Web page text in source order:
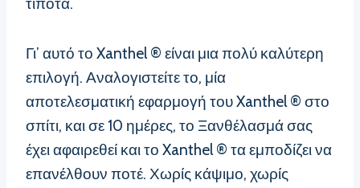
Γι’ αυτό το Xanthel ® είναι μια πολύ καλύτερη
επιλογή. Αναλογιστείτε το, μία
αποτελεσματική εφαρμογή του Xanthel ® στο
σπίτι, και σε 10 ημέρες, το Ξανθέλασμά σας
έχει αφαιρεθεί και το Xanthel ® τα εμποδίζει να
επανέλθουν ποτέ. Χωρίς κάψιμο, χωρίς